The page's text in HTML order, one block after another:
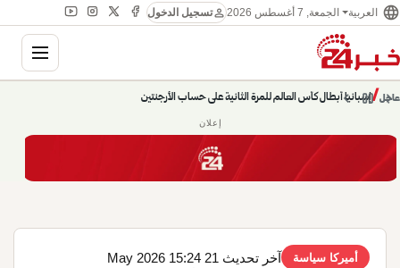
language العربية الجمعة, 7 أغسطس 2026 personتسجيل الدخول
عاجل/إسبانيا أبطال كأس العالم للمرة الثانية على حساب الأرجنتين chevron_right
pause
chevron_left
إعلان
أميركا سياسة آخر تحديث 21 May 2026 15:24